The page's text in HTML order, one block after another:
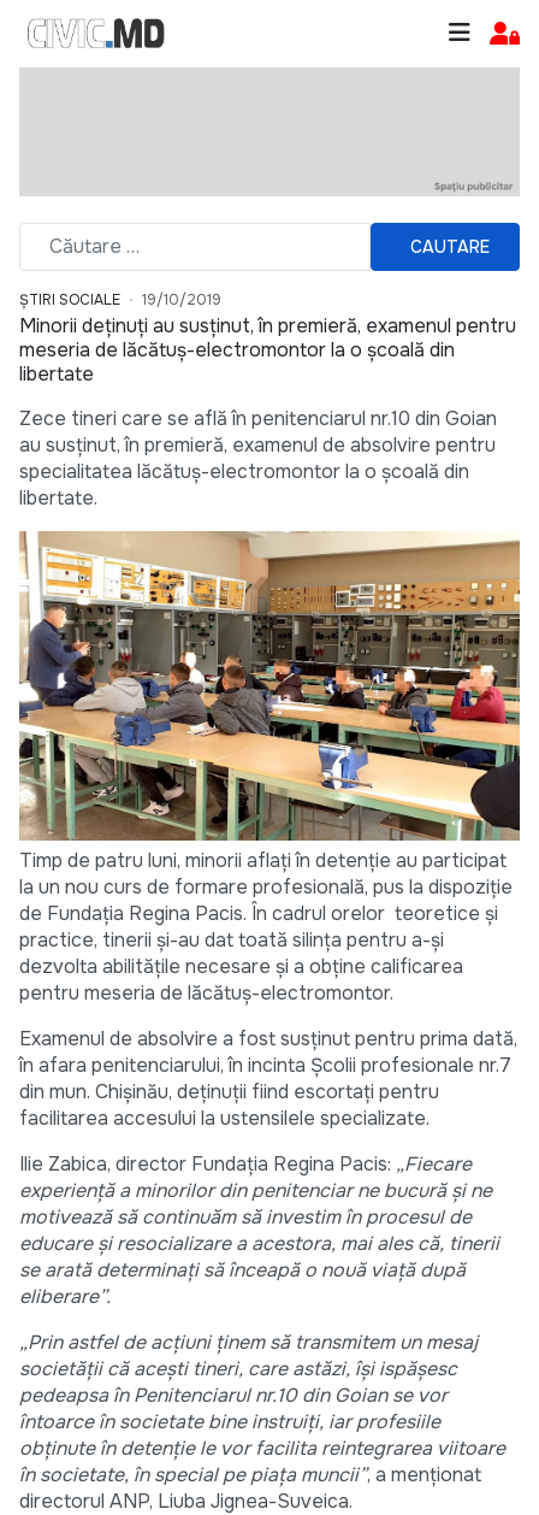
CAUTARE
ȘTIRI SOCIALE 19/10/2019
Minorii deținuți au susținut, în premieră, examenul pentru
meseria de lăcătuș-electromontor la o școală din
libertate
Zece tineri care se află în penitenciarul nr.10 din Goian
au susținut, în premieră, examenul de absolvire pentru
specialitatea lăcătuș-electromontor la o școală din
libertate.
Timp de patru luni, minorii aflați în detenție au participat
la un nou curs de formare profesională, pus la dispoziție
de Fundația Regina Pacis. În cadrul orelor teoretice și
practice, tinerii și-au dat toată silința pentru a-și
dezvolta abilitățile necesare și a obține calificarea
pentru meseria de lăcătuș-electromontor.
Examenul de absolvire a fost susținut pentru prima dată,
în afara penitenciarului, în incinta Școlii profesionale nr.7
din mun. Chișinău, deținuții fiind escortați pentru
facilitarea accesului la ustensilele specializate.
Ilie Zabica, director Fundația Regina Pacis: „Fiecare
experiență a minorilor din penitenciar ne bucură și ne
motivează să continuăm să investim în procesul de
educare și resocializare a acestora, mai ales că, tinerii
se arată determinați să înceapă o nouă viață după
eliberare”.
„Prin astfel de acțiuni ținem să transmitem un mesaj
societății că acești tineri, care astăzi, își ispășesc
pedeapsa în Penitenciarul nr.10 din Goian se vor
întoarce în societate bine instruiți, iar profesiile
obținute în detenție le vor facilita reintegrarea viitoare
în societate, în special pe piața muncii”, a menționat
directorul ANP, Liuba Jignea-Suveica.